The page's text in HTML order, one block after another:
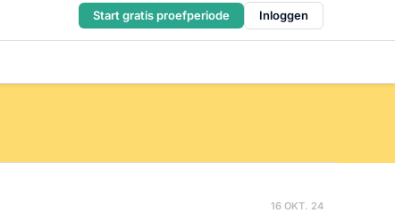
Start gratis proefperiode Inloggen
16 OKT. 24